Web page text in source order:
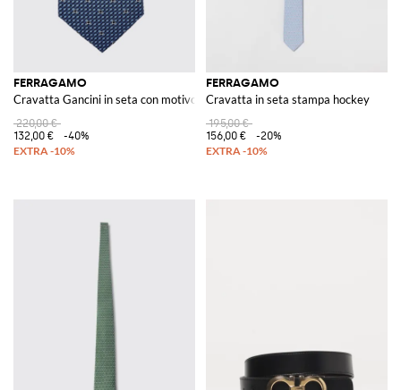
FERRAGAMO
Cravatta Gancini in seta con motivo monogram all-over
220,00 €
132,00 €
-40%
FERRAGAMO
Cravatta in seta stampa hockey
195,00 €
156,00 €
-20%